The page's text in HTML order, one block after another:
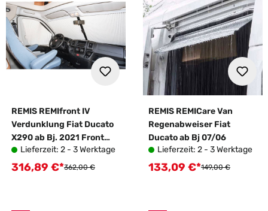
REMIS REMIfront IV
Verdunklung Fiat Ducato
X290 ab Bj. 2021 Front
ohne Sensoren
Lieferzeit: 2 - 3 Werktage
Verkaufspreis:
316,89 €*Regulärer Preis:
362,00 €
REMIS REMICare Van
Regenabweiser Fiat
Ducato ab Bj 07/06
Lieferzeit: 2 - 3 Werktage
Verkaufspreis:
133,09 €*Regulärer Preis:
149,00 €